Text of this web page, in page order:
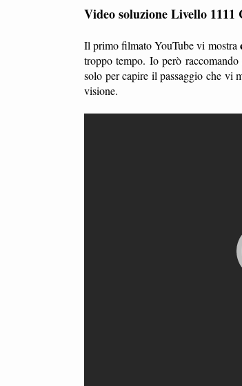
Video soluzione Livello 1111
Il primo filmato YouTube vi mostra
troppo tempo. Io però
solo per capire il passaggio che vi
visione.